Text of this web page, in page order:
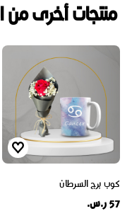
منتجات أخرى من
كوب برج السرطان
57 ر.س.